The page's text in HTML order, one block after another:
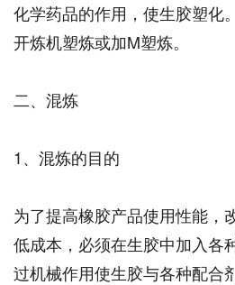
化学药品的作用，使生胶塑化
开炼机塑炼或加M塑炼。
二、混炼
1、混炼的目的
为了提高橡胶产品使用性能，
低成本，必须在生胶中加入各
过机械作用使生胶与各种配合